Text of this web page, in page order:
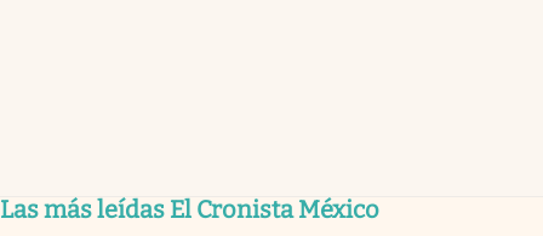
Las más leídas El Cronista México